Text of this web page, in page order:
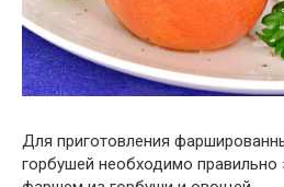
Для приготовления
горбушей необходимо